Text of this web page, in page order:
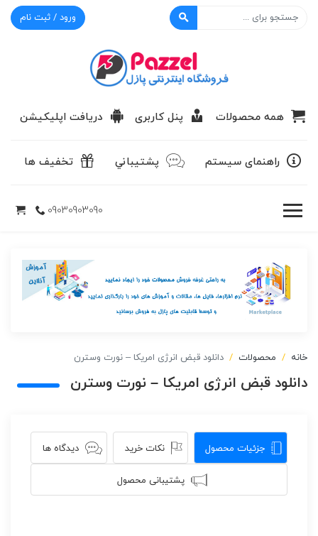
ورود / ثبت نام
همه محصولات پنل کاربری دریافت اپلیکیشن
راهنمای سیستم پشتيباني تخفیف ها
09030903090
خانه محصولات دانلود قبض انرژی امریکا – نورت وسترن
دانلود قبض انرژی امریکا – نورت وسترن
جزئیات محصول نکات خرید دیدگاه ها
پشتیبانی محصول